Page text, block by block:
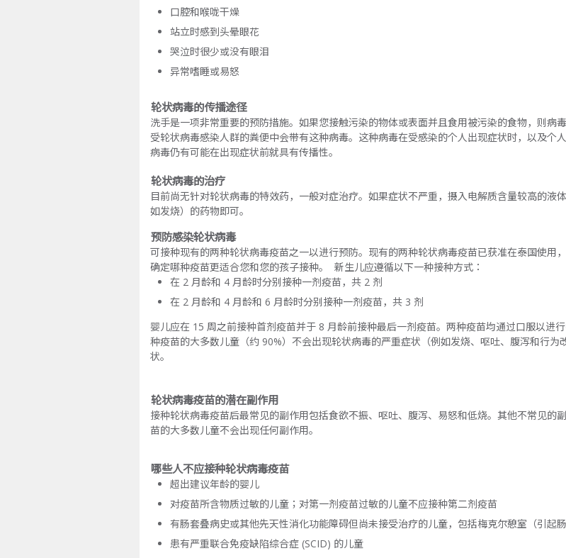
口腔和喉咙干燥
站立时感到头晕眼花
哭泣时很少或没有眼泪
异常嗜睡或易怒
轮状病毒的传播途径
洗手是一项非常重要的预防措施。如果您接触污染的物体或表面并且食用被污染的食物，则病
受轮状病毒感染人群的粪便中会带有这种病毒。这种病毒在受感染的个人出现症状时，以及个
病毒仍有可能在出现症状前就具有传播性。
轮状病毒的治疗
目前尚无针对轮状病毒的特效药，一般对症治疗。如果症状不严重，摄入电解质含量较高的液
如发烧）的药物即可。
预防感染轮状病毒
可接种现有的两种轮状病毒疫苗之一以进行预防。现有的两种轮状病毒疫苗已获准在泰国使用
确定哪种疫苗更适合您和您的孩子接种。 新生儿应遵循以下一种接种方式：
在 2 月龄和 4 月龄时分别接种一剂疫苗，共 2 剂
在 2 月龄和 4 月龄和 6 月龄时分别接种一剂疫苗，共 3 剂
婴儿应在 15 周之前接种首剂疫苗并于 8 月龄前接种最后一剂疫苗。两种疫苗均通过口服以进
种疫苗的大多数儿童（约 90%）不会出现轮状病毒的严重症状（例如发烧、呕吐、腹泻和行
状。
轮状病毒疫苗的潜在副作用
接种轮状病毒疫苗后最常见的副作用包括食欲不振、呕吐、腹泻、易怒和低烧。其他不常见的
苗的大多数儿童不会出现任何副作用。
哪些人不应接种轮状病毒疫苗
超出建议年龄的婴儿
对疫苗所含物质过敏的儿童；对第一剂疫苗过敏的儿童不应接种第二剂疫苗
有肠套叠病史或其他先天性消化功能障碍但尚未接受治疗的儿童，包括梅克尔憩室（引起肠
患有严重联合免疫缺陷综合症 (SCID) 的儿童